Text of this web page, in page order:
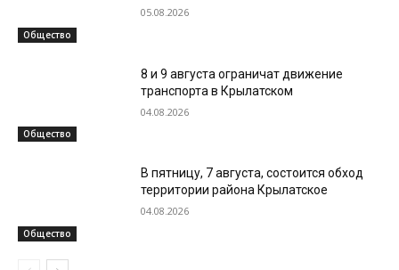
Общество
05.08.2026
Общество
8 и 9 августа ограничат движение
транспорта в Крылатском
04.08.2026
Общество
В пятницу, 7 августа, состоится обход
территории района Крылатское
04.08.2026